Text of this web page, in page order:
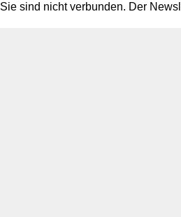
Sie sind nicht verbunden. Der